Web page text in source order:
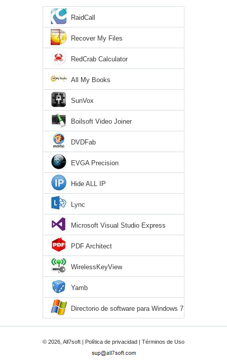
RaidCall
Recover My Files
RedCrab Calculator
All My Books
SunVox
Boilsoft Video Joiner
DVDFab
EVGA Precision
Hide ALL IP
Lync
Microsoft Visual Studio Express
PDF Architect
WirelessKeyView
Yamb
Directorio de software para Windows 7
© 2026, All7soft | Política de privacidad | Términos de Uso